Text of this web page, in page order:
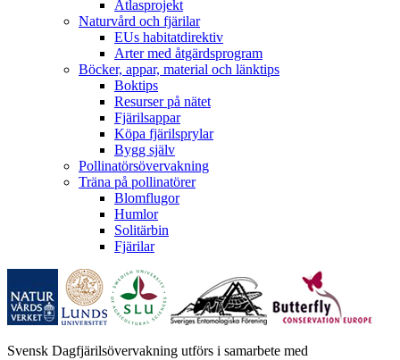
Atlasprojekt
Naturvård och fjärilar
EUs habitatdirektiv
Arter med åtgärdsprogram
Böcker, appar, material och länktips
Boktips
Resurser på nätet
Fjärilsappar
Köpa fjärilsprylar
Bygg själv
Pollinatörsövervakning
Träna på pollinatörer
Blomflugor
Humlor
Solitärbin
Fjärilar
Svensk Dagfjärilsövervakning utförs i samarbete med